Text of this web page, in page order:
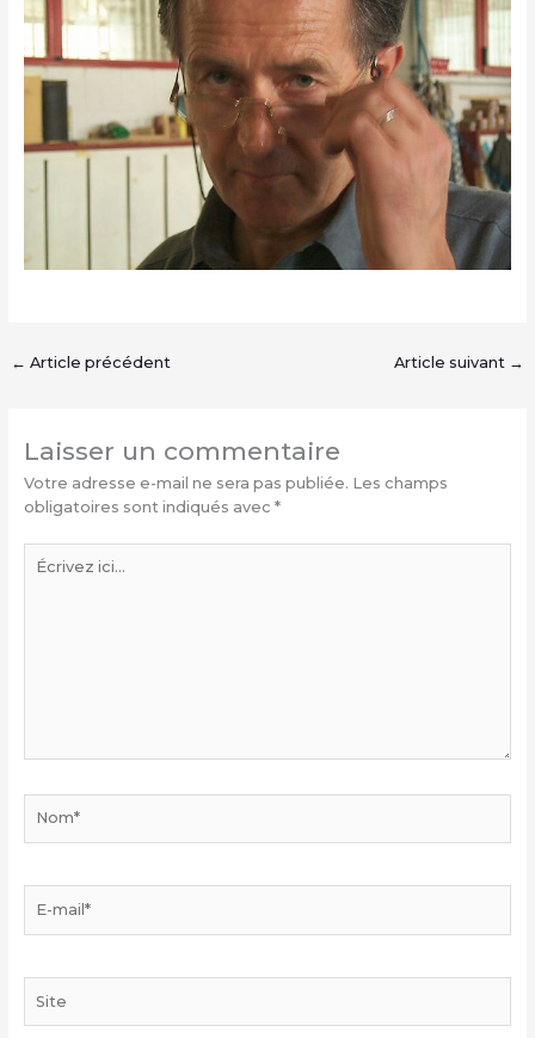
← Article précédent Article suivant →
Laisser un commentaire
Votre adresse e-mail ne sera pas publiée. Les champs
obligatoires sont indiqués avec *
ici…
mail*